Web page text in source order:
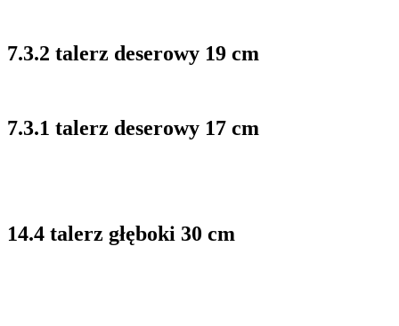
7.3.2 talerz deserowy 19 cm
7.3.1 talerz deserowy 17 cm
14.4 talerz głęboki 30 cm